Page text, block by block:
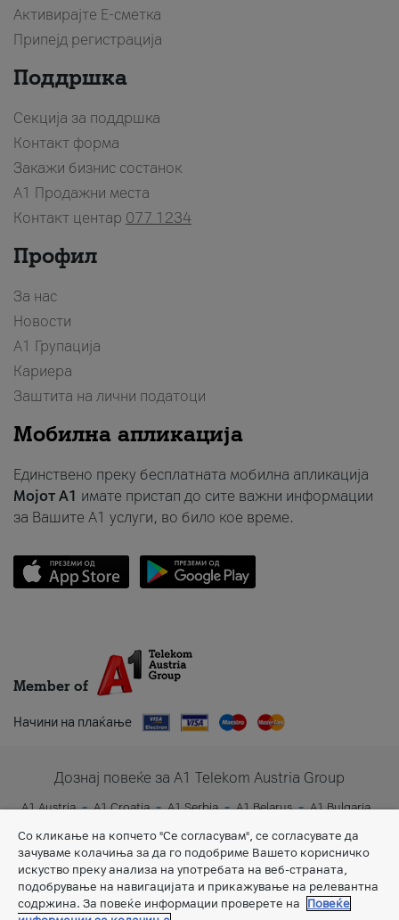
Активирајте Е-сметка
Припејд регистрација
Поддршка
Секција за поддршка
Контакт форма
Закажи бизнис состанок
A1 Продажни места
Контакт центар 077 1234
Профил
За нас
Новости
А1 Групација
Кариера
Заштита на лични податоци
Мобилна апликација
Единствено преку бесплатната мобилна апликација
Мојот A1 имате пристап до сите важни информации
за Вашите A1 услуги, во било кое време.
Member of
Начини на плаќање
Дознај повеќе за A1 Telekom Austria Group
A1 Austria A1 Croatia A1 Serbia A1 Belarus
A1 Bulgaria
Со кликање на копчето "Се согласувам", се согласувате да
зачуваме колачиња за да го подобриме Вашето корисничко
искуство преку анализа на употребата на веб-страната,
подобрување на навигацијата и прикажување на релевантна
содржина. За повеќе информации проверете на
Повеќе